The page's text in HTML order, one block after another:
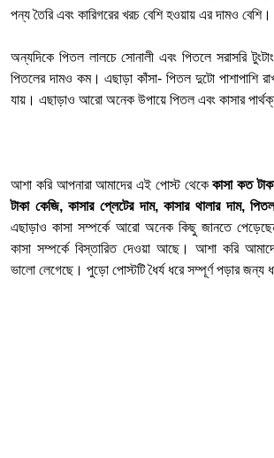
পন্য তৈরি এবং কারিগরের খরচ বেশি হওয়ায় এর দামও বেশি।
অন্যদিকে পিতল লালচে সোনালী এবং পিতলে সরাসরি
পিতলের দামও কম। এছাড়া কাঁসা- পিতল দুটো পাশাপাশি
যায়। এছাড়াও আরো অনেক উপায়ে পিতল এবং কাসার
আশা করি আপনারা আমাদের এই পোস্ট থেকেকাসা কত
টাকা কেজি, কাসার প্লেটের দাম, কাসার থালার দাম,
এছাড়াও কাসা সম্পর্কে আরো অনেক কিছু জানতে
কাসা সম্পর্কে বিস্তারিত দেওয়া আছে। আশা করি
ভালো লেগেছে। পুড়ো পোস্টটি ধৈর্য ধরে সম্পূর্ণ পড়ার জন্য